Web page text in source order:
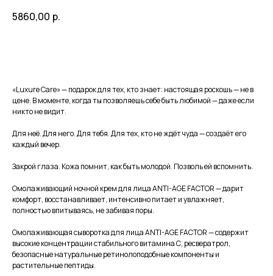
5860,00 р.
«Luxure Care» — подарок для тех, кто знает: настоящая роскошь — не в
цене. В моменте, когда ты позволяешь себе быть любимой — даже если
никто не видит.
Для неё. Для него. Для тебя. Для тех, кто не ждёт чуда — создаёт его
каждый вечер.
Закрой глаза. Кожа помнит, как быть молодой. Позволь ей вспомнить.
Омолаживающий ночной крем для лица ANTI-AGE FACTOR — дарит
комфорт, восстанавливает, интенсивно питает и увлажняет,
полностью впитываясь, не забивая поры.
Омолаживающая сыворотка для лица ANTI-AGE FACTOR — содержит
высокие концентрации стабильного витамина С, ресвератрол,
безопасные натуральные ретинолоподобные компоненты и
растительные пептиды.